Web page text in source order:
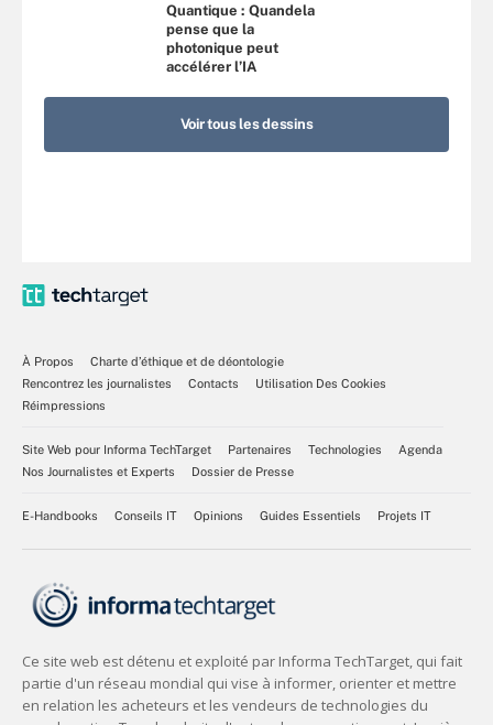
Quantique : Quandela
pense que la
photonique peut
accélérer l’IA
Voir tous les dessins
À Propos
Charte d’éthique et de déontologie
Rencontrez les journalistes
Contacts
Utilisation Des Cookies
Réimpressions
Site Web pour Informa TechTarget Partenaires Technologies
Agenda
Nos Journalistes et Experts
Dossier de Presse
E-Handbooks Conseils IT Opinions Guides Essentiels Projets IT